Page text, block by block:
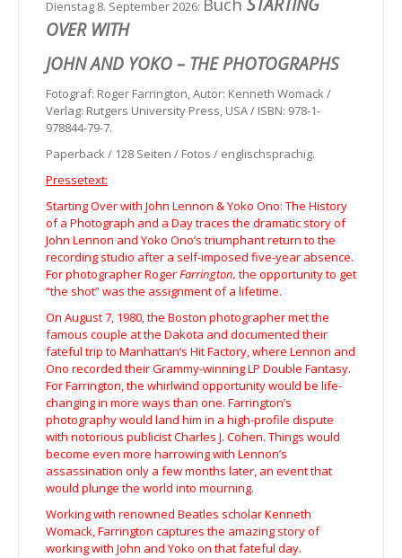
Dienstag 8. September 2026:
OVER WITH
JOHN AND YOKO – THE PHOTOGRAPHS
Fotograf: Roger Farrington, Autor: Kenneth Womack /
Verlag: Rutgers University Press, USA / ISBN: 978-1-
978844-79-7.
Paperback / 128 Seiten / Fotos / englischsprachig.
Pressetext:
Starting Over with John Lennon & Yoko Ono: The History
of a Photograph and a Day traces the dramatic story of
John Lennon and Yoko Ono’s triumphant return to the
recording studio after a self-imposed five-year absence.
For photographer RogerFarrington, the opportunity to get
“the shot” was the assignment of a lifetime.
On August 7, 1980, the Boston photographer met the
famous couple at the Dakota and documented their
fateful trip to Manhattan’s Hit Factory, where Lennon and
Ono recorded their Grammy-winning LP Double Fantasy.
For Farrington, the whirlwind opportunity would be life-
changing in more ways than one. Farrington’s
photography would land him in a high-profile dispute
with notorious publicist Charles J. Cohen. Things would
become even more harrowing with Lennon’s
assassination only a few months later, an event that
would plunge the world into mourning.
Working with renowned Beatles scholar Kenneth
Womack, Farrington captures the amazing story of
working with John and Yoko on that fateful day.